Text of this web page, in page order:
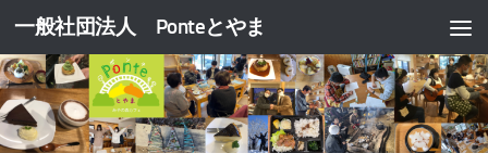
コンテンツへスキップ
一般社団法人 Ponteとやま